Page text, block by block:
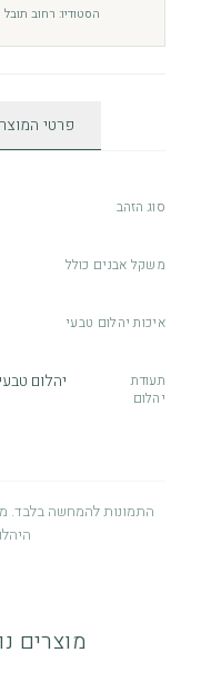
הסטודיו: רחוב תובל 21, בית היהלום, רמת גן • 054-3975585
פרטי המוצר
סוג הזהב
משקל אבנים כולל
איכות יהלום טבעי
תעודת
יהלום
התמונות להמחשה בלבד.
במדיניות האחריות.מוצרים